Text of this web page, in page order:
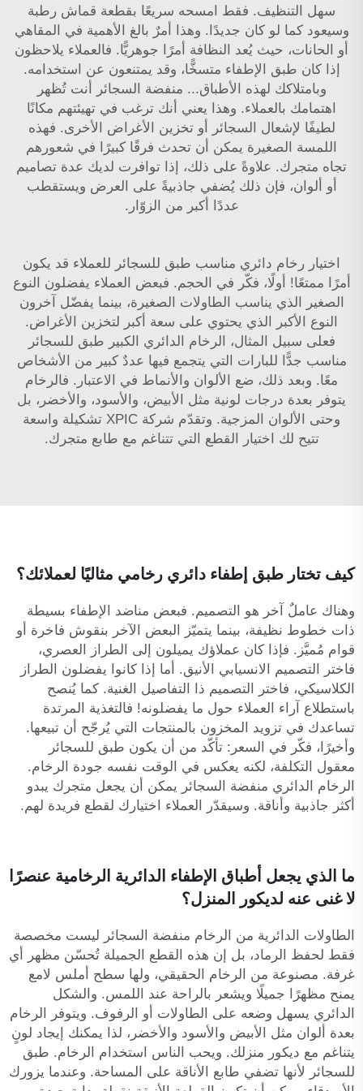
سهل التنظيف. فقط امسحه سريعًا بقطعة قماش رطبة
وسيعود كما لو كان جديدًا. وهذا أمرٌ بالغ الأهمية في المقاهي
أو الحانات، حيث يُعد النظافة أمرًا جوهريًّا. فالعملاء يلاحظون
إذا كان طبق الإطفاء متسخًّا، وقد يمتنعون عن استخدامه.
وبامتلاكك لهذه الأطباق... منفضة السجائر
أنت تُظهر
اهتمامك بالعملاء. وهذا يعني أنك ترغب في تهيئتهم مكانًا
لطيفًا لإشعال السجائر أو تخزين الأغراض الأخرى. فهذه
اللمسة الصغيرة يمكن أن تحدث فرقًا كبيرًا في شعورهم
تجاه متجرك. علاوةً على ذلك، إذا توافرت لديك عدة تصاميم
أو ألوان، فإن ذلك يُضفي جاذبيةً على العرض ويستقطب
عددًا أكبر من الزوّار.
اختيار رخام دائري مناسب طبق للسجائر للعملاء قد يكون
أمرًا ممتعًا! أولًا، فكّر في الحجم. فبعض العملاء يفضلون النوع
الصغير الذي يناسب الطاولات الصغيرة، بينما يفضّل آخرون
النوع الأكبر الذي يحتوي على سعة أكبر لتخزين الأغراض.
فعلى سبيل المثال، الرخام الدائري الكبير طبق للسجائر
مناسب جدًّا للبارات التي يتجمع فيها عددٌ كبير من الأشخاص
معًا. وبعد ذلك، ضع الألوان والأنماط في الاعتبار. فالرخام
يتوفر بعدة درجات لونية مثل الأبيض، والأسود، والأخضر، بل
وحتى الألوان المزجية. وتقدّم شركة XPIC تشكيلة واسعة
تتيح لك اختيار القطع التي تتناغم مع طابع متجرك.
كيف تختار طبق إطفاء دائري رخامي مثاليًا لعملائك؟
وهناك عاملٌ آخر هو التصميم. فبعض مناضد الإطفاء بسيطة
ذات خطوط نظيفة، بينما يتميّز البعض الآخر بنقوش فاخرة أو
قوام مُميَّز. فإذا كان عملاؤك يميلون إلى الطراز العصري،
فاختر التصميم الانسيابي الأنيق. أما إذا كانوا يفضلون الطراز
الكلاسيكي، فاختر التصميم ذا التفاصيل الغنية. كما يُنصح
باستطلاع آراء العملاء حول ما يفضلونه! فالتغذية المرتدة
تساعدك في تزويد المخزون بالمنتجات التي يُرجّح أن تبيعها.
وأخيرًا، فكّر في السعر: تأكّد من أن يكون طبق للسجائر
معقول التكلفة، لكنه يعكس في الوقت نفسه جودة الرخام.
الرخام الدائري منفضة السجائر يمكن أن يجعل متجرك يبدو
أكثر جاذبية وأناقة. وسيقدّر العملاء اختيارك لقطع فريدة لهم.
ما الذي يجعل أطباق الإطفاء الدائرية الرخامية عنصرًا
لا غنى عنه لديكور المنزل؟
الطاولات الدائرية من الرخام منفضة السجائر ليست مخصصة
فقط لحفظ الرماد، بل إن هذه القطع الجميلة تُحسّن مظهر أي
غرفة. مصنوعة من الرخام الحقيقي، ولها سطح أملس لامع
يمنح مظهرًا جميلًا ويشعر بالراحة عند اللمس. والشكل
الدائري يسهل وضعه على الطاولات أو الرفوف. ويتوفر الرخام
بعدة ألوان مثل الأبيض والأسود والأخضر، لذا يمكنك إيجاد لونٍ
يتناغم مع ديكور منزلك. ويحب الناس استخدام الرخام. طبق
للسجائر
لأنها تضفي طابع الأناقة على المساحة. وعندما يزورك